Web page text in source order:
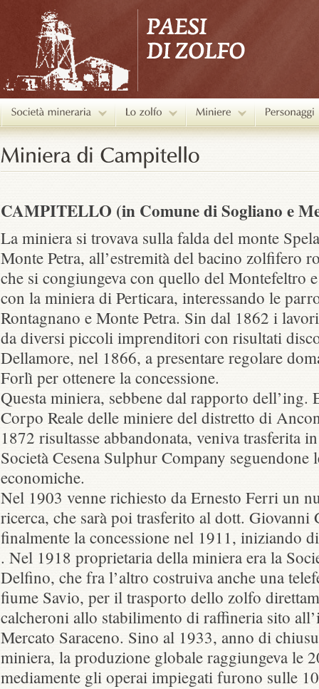
CAMPITELLO (in Comune di Sogliano e
La miniera si trovava sulla falda del monte
Monte Petra, all’estremità del bacino zolfifero
che si congiungeva con quello del Montefeltro
con la miniera di Perticara, interessando le
Rontagnano e Monte Petra. Sin dal 1862 i
da diversi piccoli imprenditori con risultati
Dellamore, nel 1866, a presentare regolare
Forlì per ottenere la concessione.
Questa miniera, sebbene dal rapporto
Corpo Reale delle miniere del distretto di
1872 risultasse abbandonata, veniva trasferita
Società Cesena Sulphur Company seguendone
economiche.
Nel 1903 venne richiesto da Ernesto Ferri un
ricerca, che sarà poi trasferito al dott. Giovanni
finalmente la concessione nel 1911, iniziando
. Nel 1918 proprietaria della miniera era la
Delfino, che fra l’altro costruiva anche una
fiume Savio, per il trasporto dello zolfo
calcheroni allo stabilimento di raffineria sito
Mercato Saraceno. Sino al 1933, anno di
miniera, la produzione globale raggiungeva le
mediamente gli operai impiegati furono sulle